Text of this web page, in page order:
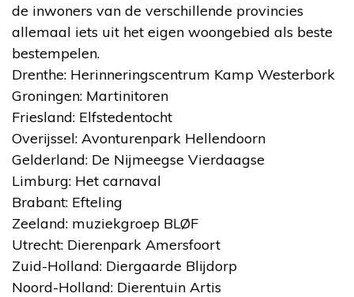
de inwoners van de verschillende provincies
allemaal iets uit het eigen woongebied als beste
bestempelen.
Drenthe: Herinneringscentrum Kamp Westerbork
Groningen: Martinitoren
Friesland: Elfstedentocht
Overijssel: Avonturenpark Hellendoorn
Gelderland: De Nijmeegse Vierdaagse
Limburg: Het carnaval
Brabant: Efteling
Zeeland: muziekgroep BLØF
Utrecht: Dierenpark Amersfoort
Zuid-Holland: Diergaarde Blijdorp
Noord-Holland: Dierentuin Artis